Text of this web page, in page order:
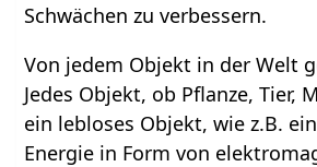
Schwächen zu verbessern.
Von jedem Objekt in der Welt
Jedes Objekt, ob Pflanze, Tier,
ein lebloses Objekt, wie z.B.
Energie in Form von